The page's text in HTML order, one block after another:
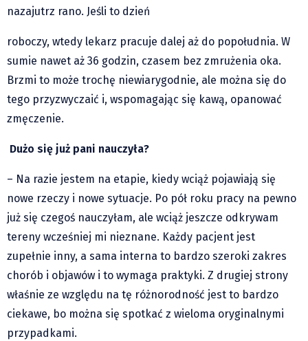
nazajutrz rano. Jeśli to dzień
roboczy, wtedy lekarz pracuje dalej aż do popołudnia. W
sumie nawet aż 36 godzin, czasem bez zmrużenia oka.
Brzmi to może trochę niewiarygodnie, ale można się do
tego przyzwyczaić i, wspomagając się kawą, opanować
zmęczenie.
Dużo się już pani nauczyła?
– Na razie jestem na etapie, kiedy wciąż pojawiają się
nowe rzeczy i nowe sytuacje. Po pół roku pracy na pewno
już się czegoś nauczyłam, ale wciąż jeszcze odkrywam
tereny wcześniej mi nieznane. Każdy pacjent jest
zupełnie inny, a sama interna to bardzo szeroki zakres
chorób i objawów i to wymaga praktyki. Z drugiej strony
właśnie ze względu na tę różnorodność jest to bardzo
ciekawe, bo można się spotkać z wieloma oryginalnymi
przypadkami.